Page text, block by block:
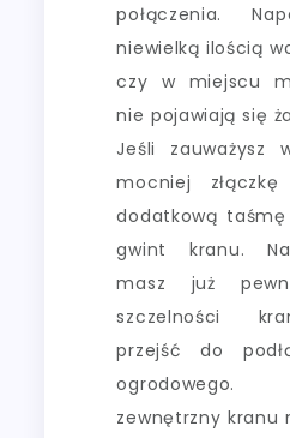
połączenia.
niewielką ilością
czy w miejscu
nie pojawiają się
Jeśli zauważysz
mocniej
dodatkową
gwint kranu.
masz już
szczelności
przejść do
zewnętrzny kranu